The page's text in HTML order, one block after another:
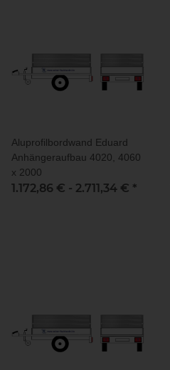
Aluprofilbordwand Eduard
Anhängeraufbau 4020, 4060
x 2000
1.172,86 € - 2.711,34 € *